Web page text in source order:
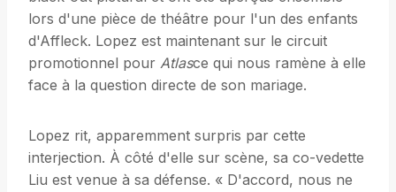
lors d'une pièce de théâtre pour l'un des enfants
d'Affleck. Lopez est maintenant sur le circuit
promotionnel pour Atlasce qui nous ramène à elle
face à la question directe de son mariage.
Lopez rit, apparemment surpris par cette
interjection. À côté d'elle sur scène, sa co-vedette
Liu est venue à sa défense. « D'accord, nous ne